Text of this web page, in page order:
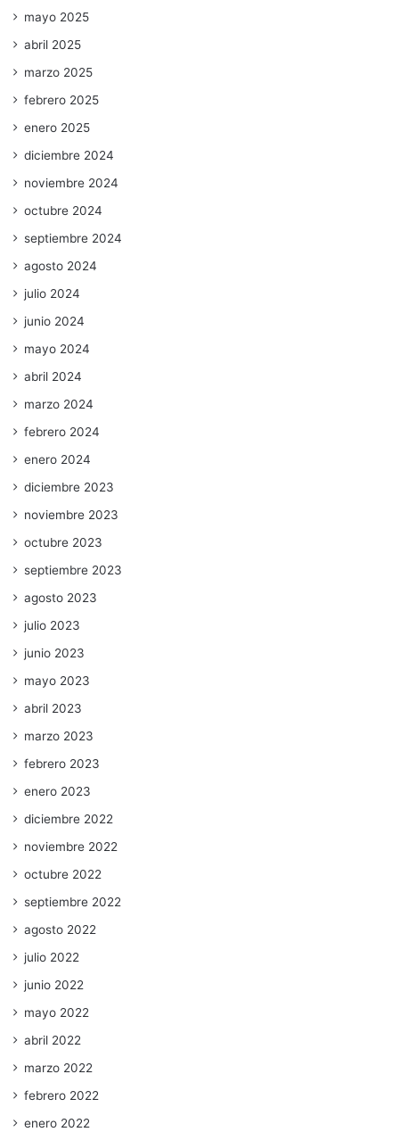
mayo 2025
abril 2025
marzo 2025
febrero 2025
enero 2025
diciembre 2024
noviembre 2024
octubre 2024
septiembre 2024
agosto 2024
julio 2024
junio 2024
mayo 2024
abril 2024
marzo 2024
febrero 2024
enero 2024
diciembre 2023
noviembre 2023
octubre 2023
septiembre 2023
agosto 2023
julio 2023
junio 2023
mayo 2023
abril 2023
marzo 2023
febrero 2023
enero 2023
diciembre 2022
noviembre 2022
octubre 2022
septiembre 2022
agosto 2022
julio 2022
junio 2022
mayo 2022
abril 2022
marzo 2022
febrero 2022
enero 2022